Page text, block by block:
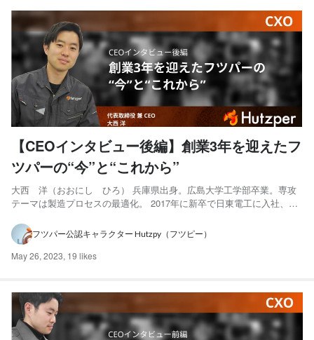
【CEOインタビュー後編】創業3年を迎えたフ
ツパーの“今”と“これから”
大西 洋（おおにし ひろ） 兵庫県出身。広島大学工学部卒業。専攻
テーマは製造プロセスの最適化。 2017年に新卒で日東電工に入社、
ルで起業を試みるも失敗。 その後工場向けAI/IoTベンチャーの事業開
発グループリーダーを経て、2020年4月にフ...
フツパー公認キャラクター Hutzpy（フツピー）
May 26, 2023, 19 likes